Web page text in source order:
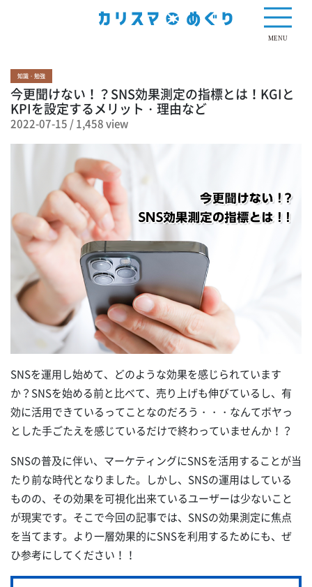
MENU
知識・勉強
今更聞けない！？SNS効果測定の指標とは！KGIと
KPIを設定するメリット・理由など
2022-07-15 /1,458 view
SNSを運用し始めて、どのような効果を感じられています
か？SNSを始める前と比べて、売り上げも伸びているし、有
効に活用できているってことなのだろう・・・なんてボヤっ
とした手ごたえを感じているだけで終わっていませんか！？
SNSの普及に伴い、マーケティングにSNSを活用することが当
たり前な時代となりました。しかし、SNSの運用はしている
ものの、その効果を可視化出来ているユーザーは少ないこと
が現実です。そこで今回の記事では、SNSの効果測定に焦点
を当てます。より一層効果的にSNSを利用するためにも、ぜ
ひ参考にしてください！！